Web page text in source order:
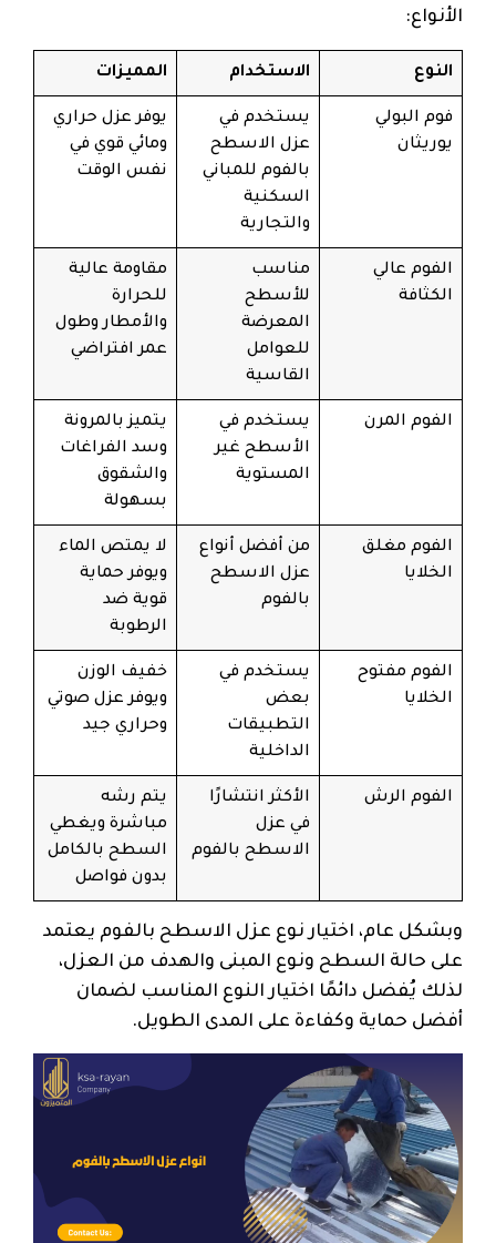
الأنواع:
النوع الاستخدام المميزات
فوم البولي
يوريثان
يستخدم في
عزل الاسطح
بالفوم للمباني
السكنية
والتجارية
يوفر عزل حراري
ومائي قوي في
نفس الوقت
الفوم عالي
الكثافة
مناسب
للأسطح
المعرضة
للعوامل
القاسية
مقاومة عالية
للحرارة
والأمطار وطول
عمر افتراضي
الفوم المرن
يستخدم في
الأسطح غير
المستوية
يتميز بالمرونة
وسد الفراغات
والشقوق
بسهولة
الفوم مغلق
الخلايا
من أفضل أنواع
عزل الاسطح
بالفوم
لا يمتص الماء
ويوفر حماية
قوية ضد
الرطوبة
الفوم مفتوح
الخلايا
يستخدم في
بعض
التطبيقات
الداخلية
خفيف الوزن
ويوفر عزل صوتي
وحراري جيد
الفوم الرش
الأكثر انتشارًا
في عزل
الاسطح بالفوم
يتم رشه
مباشرة ويغطي
السطح بالكامل
بدون فواصل
وبشكل عام، اختيار نوع عزل الاسطح بالفوم يعتمد
على حالة السطح ونوع المبنى والهدف من العزل،
لذلك يُفضل دائمًا اختيار النوع المناسب لضمان
أفضل حماية وكفاءة على المدى الطويل.